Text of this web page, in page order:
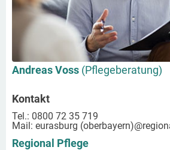
Andreas Voss (Pflegeberatung)
Kontakt
Tel.: 0800 72 35 719
Mail: eurasburg (oberbayern)
Regional Pflege